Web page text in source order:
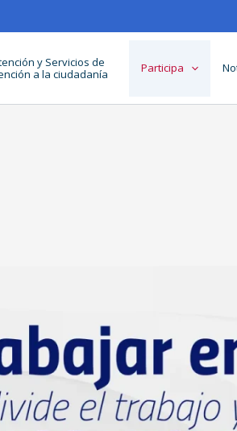
y Servicios de
a la ciudadanía
Participa